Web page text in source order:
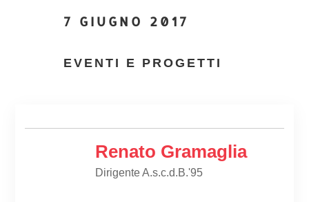
7 GIUGNO 2017
EVENTI E PROGETTI
Renato Gramaglia
Dirigente A.s.c.d.B.'95